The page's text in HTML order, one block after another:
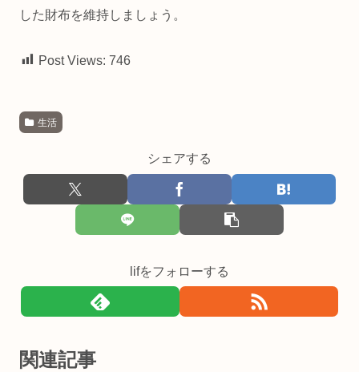
した財布を維持しましょう。
Post Views: 746
生活
シェアする
lifをフォローする
関連記事